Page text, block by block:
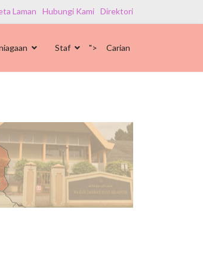
Laman Hubungi Kami Direktori
Staf "> Carian